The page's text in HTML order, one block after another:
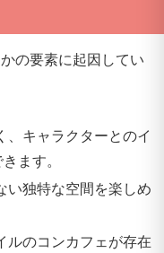
の要素に起因してい
、キャラクターとのイ
ます。
い独特な空間を楽しめ
ルのコンカフェが存在